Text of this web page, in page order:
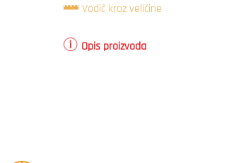
Vodič kroz veličine
Opis proizvoda